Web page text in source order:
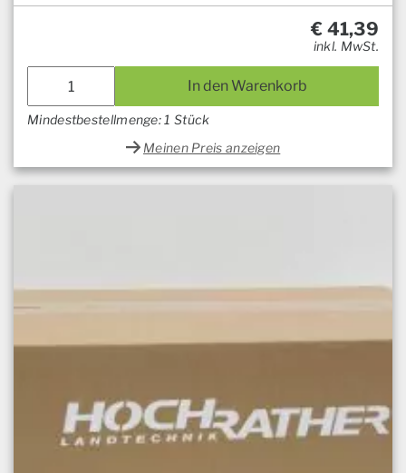
€ 41,39
inkl. MwSt.
In den Warenkorb
Mindestbestellmenge: 1 Stück
Meinen Preis anzeigen